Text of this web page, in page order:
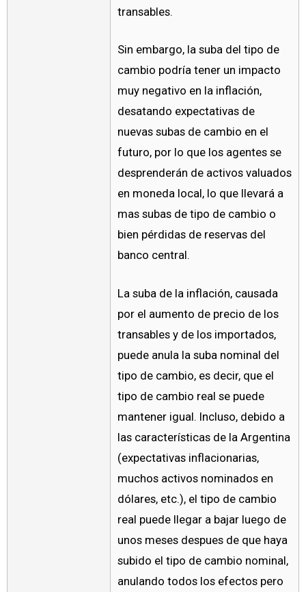
transables.
Sin embargo, la suba del tipo de
cambio podría tener un impacto
muy negativo en la inflación,
desatando expectativas de
nuevas subas de cambio en el
futuro, por lo que los agentes se
desprenderán de activos valuados
en moneda local, lo que llevará a
mas subas de tipo de cambio o
bien pérdidas de reservas del
banco central.
La suba de la inflación, causada
por el aumento de precio de los
transables y de los importados,
puede anula la suba nominal del
tipo de cambio, es decir, que el
tipo de cambio real se puede
mantener igual. Incluso, debido a
las características de la Argentina
(expectativas inflacionarias,
muchos activos nominados en
dólares, etc.), el tipo de cambio
real puede llegar a bajar luego de
unos meses despues de que haya
subido el tipo de cambio nominal,
anulando todos los efectos pero